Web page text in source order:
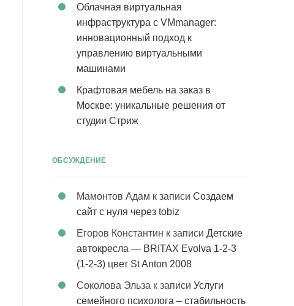
Облачная виртуальная
инфраструктура с VMmanager:
инновационный подход к
управлению виртуальными
машинами
Крафтовая мебель на заказ в
Москве: уникальные решения от
студии Стриж
ОБСУЖДЕНИЕ
Мамонтов Адам к записи Создаем
сайт с нуля через tobiz
Егоров Константин к записи Детские
автокресла — BRITAX Evolva 1-2-3
(1-2-3) цвет St Anton 2008
Соколова Эльза к записи Услуги
семейного психолога – стабильность